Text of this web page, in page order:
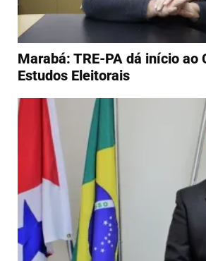
Marabá: TRE-PA dá início ao
Estudos Eleitorais